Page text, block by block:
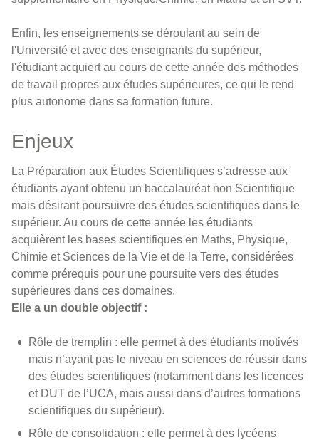
Enfin, les enseignements se déroulant au sein de
l'Université et avec des enseignants du supérieur,
l'étudiant acquiert au cours de cette année des méthodes
de travail propres aux études supérieures, ce qui le rend
plus autonome dans sa formation future.
Enjeux
La Préparation aux Études Scientifiques s’adresse aux
étudiants ayant obtenu un baccalauréat non Scientifique
mais désirant poursuivre des études scientifiques dans le
supérieur. Au cours de cette année les étudiants
acquièrent les bases scientifiques en Maths, Physique,
Chimie et Sciences de la Vie et de la Terre, considérées
comme prérequis pour une poursuite vers des études
supérieures dans ces domaines.
Elle a un double objectif :
Rôle de tremplin : elle permet à des étudiants motivés
mais n’ayant pas le niveau en sciences de réussir dans
des études scientifiques (notamment dans les licences
et DUT de l’UCA, mais aussi dans d’autres formations
scientifiques du supérieur).
Rôle de consolidation : elle permet à des lycéens